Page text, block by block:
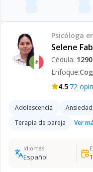
Psicóloga
Selene
Cédula:
Enfoque:
4.5·72
Adolescencia Ansiedad
Terapia de pareja
Ver
Idiomas
Español